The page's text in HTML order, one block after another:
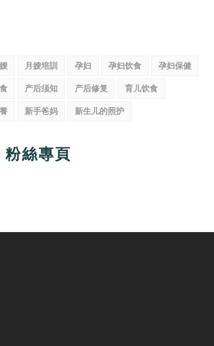
月嫂培訓 孕妇 孕妇饮食
孕妇保健
产后须知 产后修复
育儿饮食
新手爸妈 新生儿的照护
絲專頁